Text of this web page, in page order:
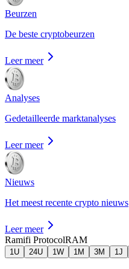
Beurzen
De beste cryptobeurzen
Leer meer
Analyses
Gedetailleerde marktanalyses
Leer meer
Nieuws
Het meest recente crypto nieuws
Leer meer
Ramifi ProtocolRAM
1U 24U 1W 1M 3M 1J